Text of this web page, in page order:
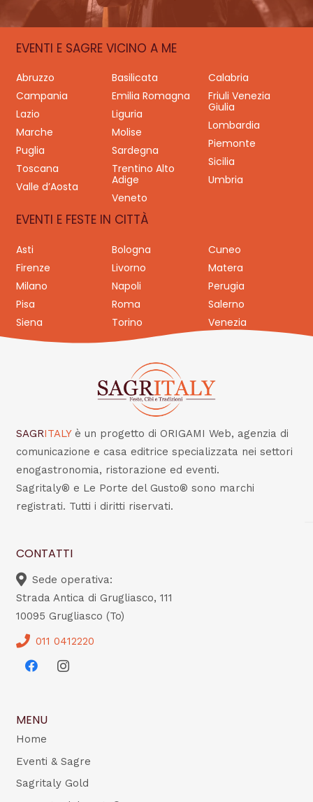
EVENTI E SAGRE VICINO A ME
Abruzzo Basilicata
Calabria
Campania
Emilia Romagna
Friuli Venezia
Giulia
Lazio
Liguria
Lombardia
Marche
Molise
Piemonte
Puglia
Sardegna
Sicilia
Toscana
Trentino Alto
Adige
Umbria
Valle d’Aosta
Veneto
EVENTI E FESTE IN CITTÀ
Asti Bologna
Cuneo
Firenze
Livorno
Matera
Milano
Napoli
Perugia
Pisa
Roma
Salerno
Siena
Torino Venezia
SAGRITALY è un progetto di ORIGAMI Web, agenzia di
comunicazione e casa editrice specializzata nei settori
enogastronomia, ristorazione ed eventi.
Sagritaly® e Le Porte del Gusto® sono marchi
registrati. Tutti i diritti riservati.
CONTATTI
Sede operativa:
Strada Antica di Grugliasco, 111
10095 Grugliasco (To)
011 0412220
MENU
Home
Eventi & Sagre
Sagritaly Gold